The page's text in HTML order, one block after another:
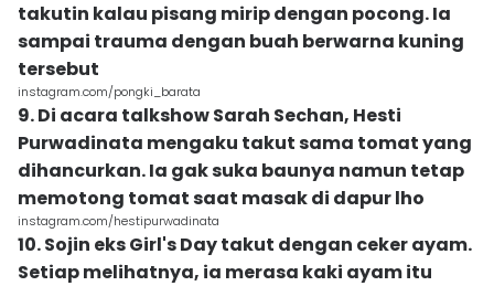
takutin kalau pisang mirip dengan pocong. Ia
sampai trauma dengan buah berwarna kuning
tersebut
instagram.com/pongki_barata
9. Di acara talkshow Sarah Sechan, Hesti
Purwadinata mengaku takut sama tomat yang
dihancurkan. Ia gak suka baunya namun tetap
memotong tomat saat masak di dapur lho
instagram.com/hestipurwadinata
10. Sojin eks Girl's Day takut dengan ceker ayam.
Setiap melihatnya, ia merasa kaki ayam itu